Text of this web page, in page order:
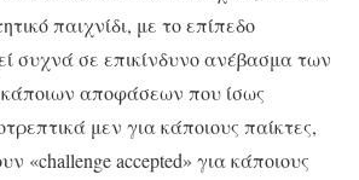
παιχνίδι, με το επίπεδο
συχνά σε επικίνδυνο ανέβασμα των
αποφάσεων που ίσως
μεν για κάποιους παίκτες,
«challenge accepted» για κάποιους